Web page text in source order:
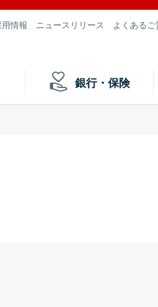
情報 ニュースリリース よくある
銀行・保険